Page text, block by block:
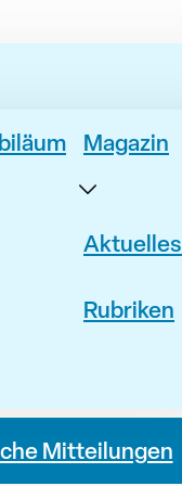
Magazin
Aktuelles
Rubriken
Mitteilungen